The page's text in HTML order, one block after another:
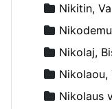
Nikitin,
Nikolaj,
Nikolaou,
Nikolaus